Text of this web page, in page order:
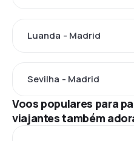
Luanda - Madrid
Sevilha - Madrid
Voos populares para
viajantes também